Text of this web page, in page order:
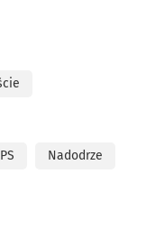
Nadodrze